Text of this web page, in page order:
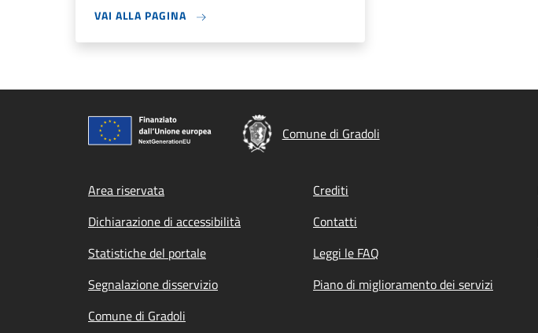
VAI ALLA PAGINA
Comune di Gradoli
Footer menu
Area riservata Crediti
Dichiarazione di accessibilità
Contatti
Statistiche del portale
Leggi le FAQ
Segnalazione disservizio
Piano di miglioramento dei servizi
Comune di Gradoli